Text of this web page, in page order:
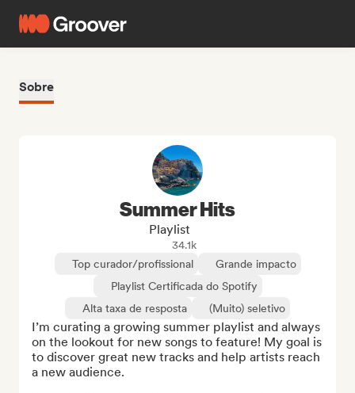
Sobre
Summer Hits
Playlist
34.1k
Top curador/profissional
Grande impacto
Playlist Certificada do Spotify
Alta taxa de resposta
(Muito) seletivo
I’m curating a growing summer playlist and always
on the lookout for new songs to feature! My goal is
to discover great new tracks and help artists reach
a new audience.